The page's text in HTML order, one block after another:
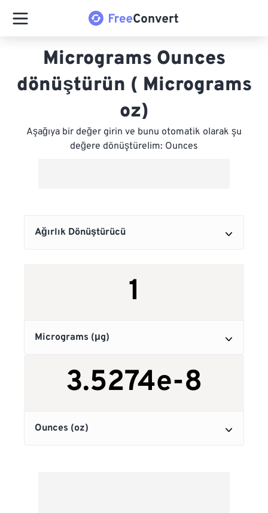
Micrograms Ounces
dönüştürün ( Micrograms
oz)
Aşağıya bir değer girin ve bunu otomatik olarak şu
değere dönüştürelim: Ounces